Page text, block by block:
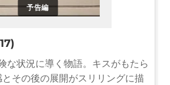
予告編
な状況に導く物語。キスがもたら
その後の展開がスリリングに描